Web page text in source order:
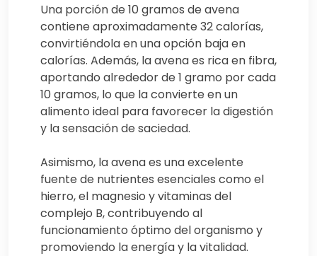
Una porción de 10 gramos de avena
contiene aproximadamente 32 calorías,
convirtiéndola en una opción baja en
calorías. Además, la avena es rica en fibra,
aportando alrededor de 1 gramo por cada
10 gramos, lo que la convierte en un
alimento ideal para favorecer la digestión
y la sensación de saciedad.
Asimismo, la avena es una excelente
fuente de nutrientes esenciales como el
hierro, el magnesio y vitaminas del
complejo B, contribuyendo al
funcionamiento óptimo del organismo y
promoviendo la energía y la vitalidad.